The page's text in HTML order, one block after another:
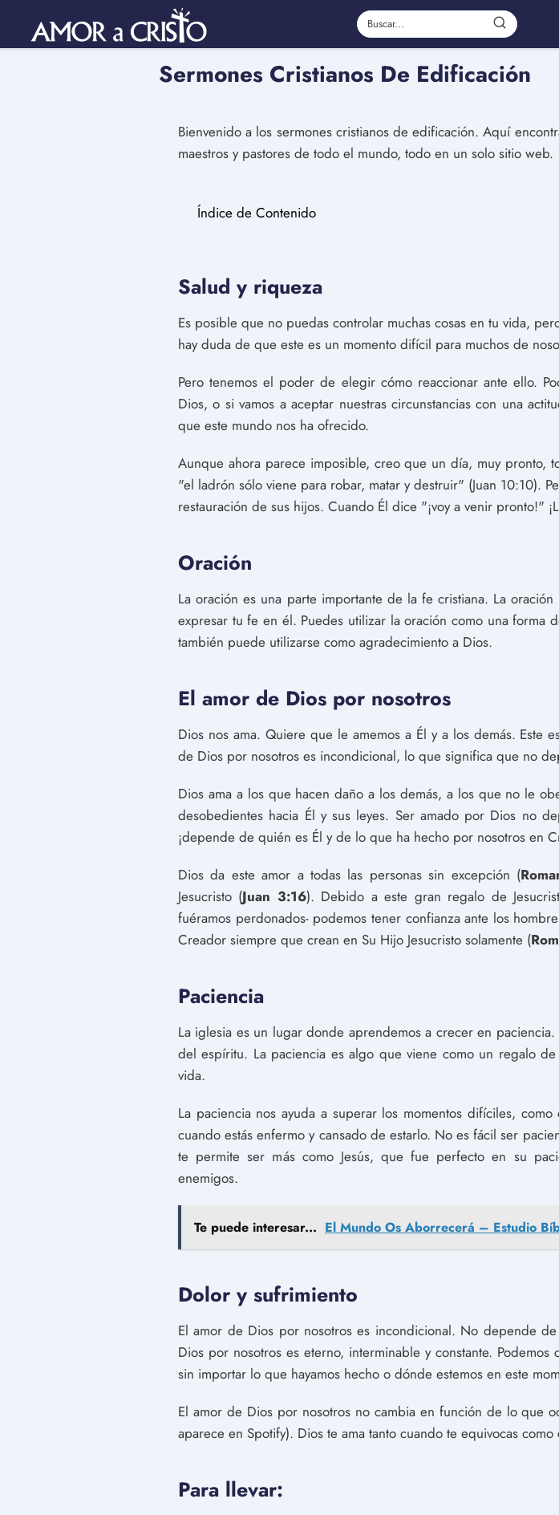
Sermones Cristianos De Edificación
Bienvenido a los sermones cristianos de edificación. Aquí
maestros y pastores de todo el mundo, todo en un solo sitio web.
Índice de Contenido
Salud y riqueza
Es posible que no puedas controlar muchas cosas en tu vida,
hay duda de que este es un momento difícil para muchos de
Pero tenemos el poder de elegir cómo reaccionar ante ello.
Dios, o si vamos a aceptar nuestras circunstancias con una
que este mundo nos ha ofrecido.
Aunque ahora parece imposible, creo que un día, muy pronto,
"el ladrón sólo viene para robar, matar y destruir" (Juan 10:10).
restauración de sus hijos. Cuando Él dice "¡voy a venir pronto!"
Oración
La oración es una parte importante de la fe cristiana. La
expresar tu fe en él. Puedes utilizar la oración como una
también puede utilizarse como agradecimiento a Dios.
El amor de Dios por nosotros
Dios nos ama. Quiere que le amemos a Él y a los demás.
de Dios por nosotros es incondicional, lo que significa que no
Dios ama a los que hacen daño a los demás, a los que no le
desobedientes hacia Él y sus leyes. Ser amado por Dios no
¡depende de quién es Él y de lo que ha hecho por nosotros en
Dios da este amor a todas las personas sin excepción (
Jesucristo (Juan 3:16). Debido a este gran regalo de
fuéramos perdonados- podemos tener confianza ante los
Creador siempre que crean en Su Hijo Jesucristo solamente (
Paciencia
La iglesia es un lugar donde aprendemos a crecer en
del espíritu. La paciencia es algo que viene como un regalo
vida.
La paciencia nos ayuda a superar los momentos difíciles,
cuando estás enfermo y cansado de estarlo. No es fácil ser
te permite ser más como Jesús, que fue perfecto en su
enemigos.
Te puede interesar... El Mundo Os Aborrecerá – Estudio
Dolor y sufrimiento
El amor de Dios por nosotros es incondicional. No depende
Dios por nosotros es eterno, interminable y constante.
sin importar lo que hayamos hecho o dónde estemos en este
El amor de Dios por nosotros no cambia en función de lo que
aparece en Spotify). Dios te ama tanto cuando te equivocas
Para llevar: